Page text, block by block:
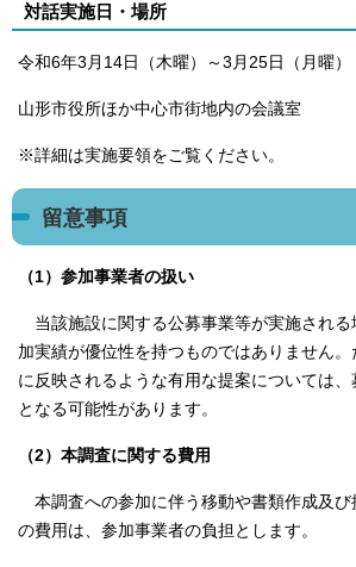
対話実施日・場所
令和6年3月14日（木曜）～3月25日（月曜）
山形市役所ほか中心市街地内の会議室
※詳細は実施要領をご覧ください。
留意事項
（1）参加事業者の扱い
当該施設に関する公募事業等が実施される
加実績が優位性を持つものではありません
に反映されるような有用な提案については
となる可能性があります。
（2）本調査に関する費用
本調査への参加に伴う移動や書類作成及び
の費用は、参加事業者の負担とします。